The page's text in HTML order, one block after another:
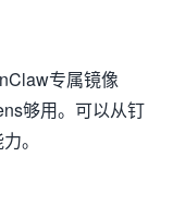
专属镜像
够用。可以从钉
。